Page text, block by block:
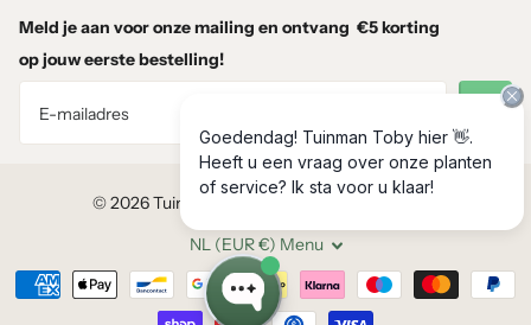
Standplaats:Volle zon tot lichte halfschaduw; de zon zorgt
voor de rijkste bloei.
Goed doorlatende, voedselrijke bodem.
Verdraagt droge omstandigheden goed.
Matig water geven; droogtetolerant zodra
Uitgebloeide bloemstelen kunnen worden
Meld je aan voor onze mailing en ontvang €5 korting
op jouw eerste bestelling!
©2026Tuinplantenloods, Powered by Shopify
NL (EUR €) Menu